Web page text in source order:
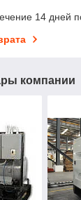
14 дней
компании